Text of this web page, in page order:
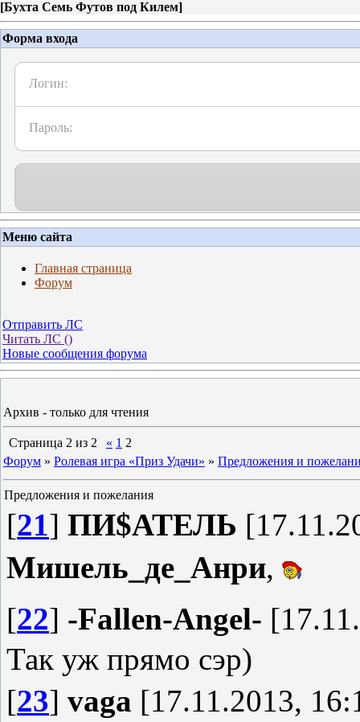
[Бухта Семь Футов под Килем]
Форма входа
Логин:
Пароль:
Меню сайта
Главная страница
Форум
Отправить ЛС
Читать ЛС ()
Новые сообщения форума
Архив - только для чтения
Страница 2 из 2 « 1 2
Форум » Ролевая игра «Приз Удачи» » Предложения и
Предложения и пожелания
[21] ПИ$АТЕЛЬ
Мишель_де_Анри,
[22] -Fallen-Angel-
Так уж прямо сэр)
[23] vaga [17.11.2013,